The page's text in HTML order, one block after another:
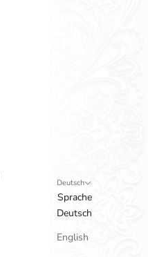
Deutsch
Sprache
Deutsch
English